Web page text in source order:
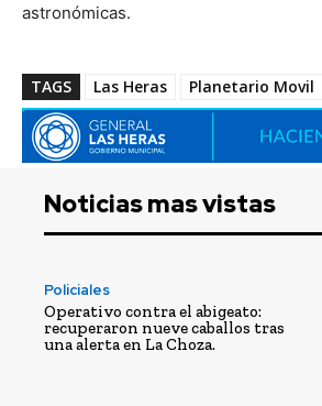
astronómicas.
TAGS Las Heras Planetario Movil
Noticias mas vistas
Policiales
Operativo contra el abigeato:
recuperaron nueve caballos tras
una alerta en La Choza.